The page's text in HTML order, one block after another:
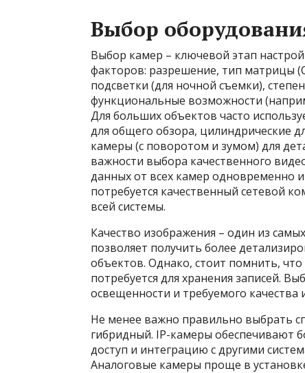
Выбор
Выбор камер – ключевой этап
факторов: разрешение, тип матрицы
подсветки (для ночной съемки),
функциональные возможности
Для больших объектов часто
для общего обзора, цилиндрические
камеры (с поворотом и зумом) для
важности выбора качественного
данных от всех камер одновременно
потребуется качественный сетевой
всей системы.
Качество изображения – один из
позволяет получить более
объектов. Однако, стоит помнить,
потребуется для хранения записей.
освещенности и требуемого качества
Не менее важно правильно выбрать
гибридный. IP-камеры обеспечивают
доступ и интеграцию с другими
Аналоговые камеры проще в